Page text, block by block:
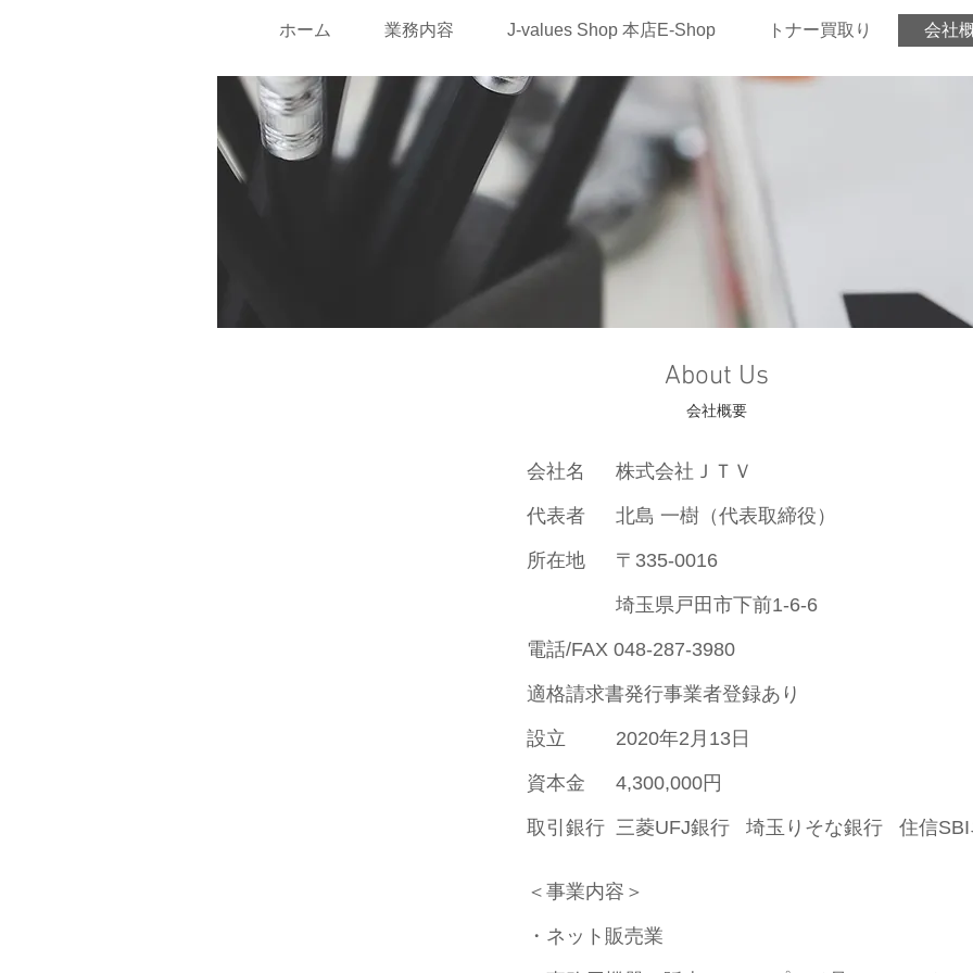
ホーム 業務内容 J-values Shop 本店E-Shop トナー買取り 会社
About Us
会社概要
会社名 株式会社ＪＴＶ
代表者 北島 一樹（代表取締役）
所在地 〒335-0016
埼玉県戸田市下前1-6-6
電話/FAX 048-287-3980
適格請求書発行事業者登録あり
設立 2020年2月13日
資本金 4,300,000円
取引銀行 三菱UFJ銀行 埼玉りそな銀行 住信SBI
＜事業内容＞
・ネット販売業